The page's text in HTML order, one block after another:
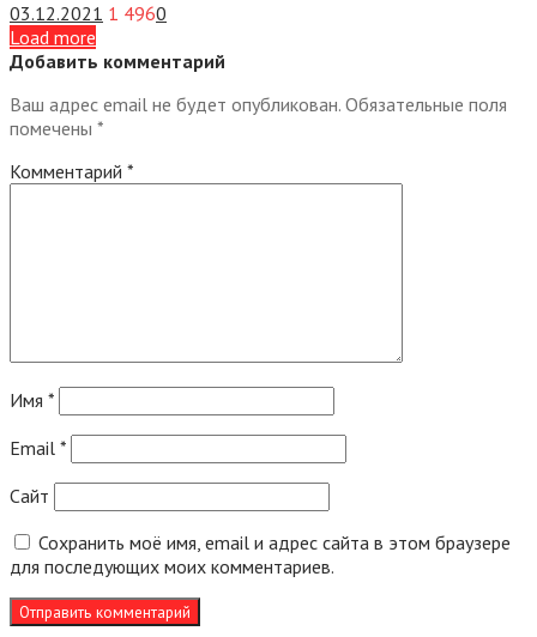
03.12.2021 1 4960
Load more
Добавить комментарий
Ваш адрес email не будет опубликован. Обязательные поля
помечены *
Комментарий *
Имя *
Email *
Сайт
Сохранить моё имя, email и адрес сайта в этом браузере
для последующих моих комментариев.